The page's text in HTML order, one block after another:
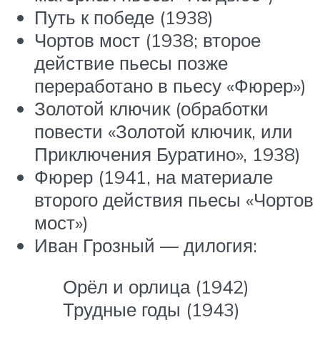
Путь к победе (1938)
Чортов мост (1938; второе
действие пьесы позже
переработано в пьесу «Фюрер»)
Золотой ключик (обработки
повести «Золотой ключик, или
Приключения Буратино», 1938)
Фюрер (1941, на материале
второго действия пьесы «Чортов
мост»)
Иван Грозный — дилогия:
Орёл и орлица (1942)
Трудные годы (1943)